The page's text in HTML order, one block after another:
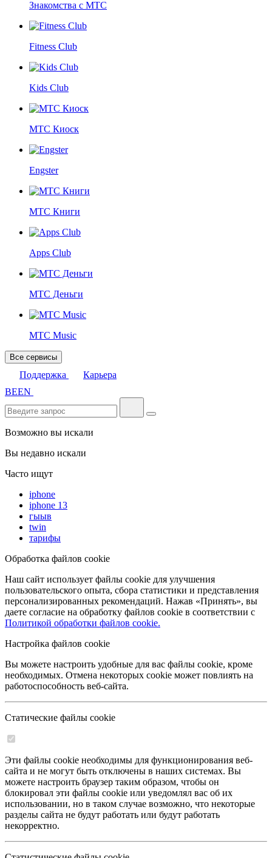
Знакомства с МТС
Fitness Club
Kids Club
МТС Киоск
Engster
МТС Книги
Apps Club
МТС Деньги
МТС Music
Все сервисы
Поддержка
Карьера
BEEN
Возможно вы искали
Вы недавно искали
Часто ищут
iphone
iphone 13
гыыв
twin
тарифы
Обработка файлов cookie
Наш сайт использует файлы cookie для улучшения
пользовательского опыта, сбора статистики и представления
персонализированных рекомендаций. Нажав «Принять», вы
даете согласие на обработку файлов cookie в соответствии с
Политикой обработки файлов cookie.
Настройка файлов cookie
Вы можете настроить удобные для вас файлы cookie, кроме
необходимых. Отмена некоторых cookie может повлиять на
работоспособность веб-сайта.
Статические файлы cookie
Эти файлы cookie необходимы для функционирования веб-
сайта и не могут быть отключены в наших системах. Вы
можете настроить браузер таким образом, чтобы он
блокировал эти файлы cookie или уведомлял вас об их
использовании, но в таком случае возможно, что некоторые
разделы сайта не будут работать или будут работать
некорректно.